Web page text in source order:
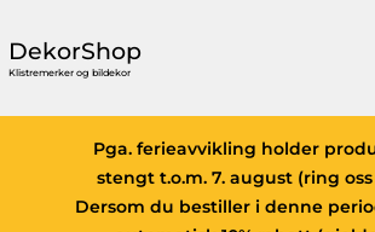
DekorShop
Klistremerker og bildekor
Pga. ferieavvikling holder
stengt t.o.m. 7. august (ring
Dersom du bestiller i denne